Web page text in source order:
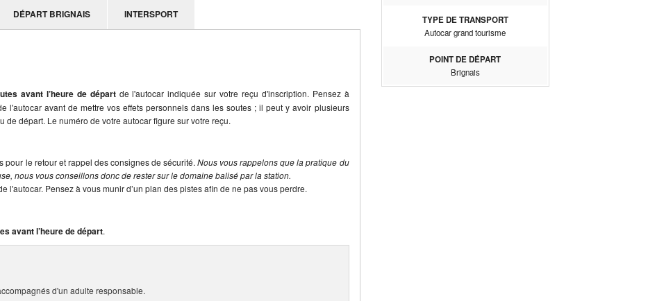
DÉPART BRIGNAIS INTERSPORT
avant l’heure de départde l'autocar indiquée sur votre reçu d'inscription. Pensez à
l'autocar avant de mettre vos effets personnels dans les soutes ; il peut y avoir plusieurs
de départ. Le numéro de votre autocar figure sur votre reçu.
pour le retour et rappel des consignes de sécurité.Nous vous rappelons que la pratique du
nous vous conseillons donc de rester sur le domaine balisé par la station.
l'autocar. Pensez à vous munir d’un plan des pistes afin de ne pas vous perdre.
avant l’heure de départ.
d'un adulte responsable.
TYPE DE TRANSPORT
Autocar grand tourisme
POINT DE DÉPART
Brignais